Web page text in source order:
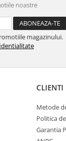
noastre
magazinului.
CLIENTI
Metode
Politica
Garantia